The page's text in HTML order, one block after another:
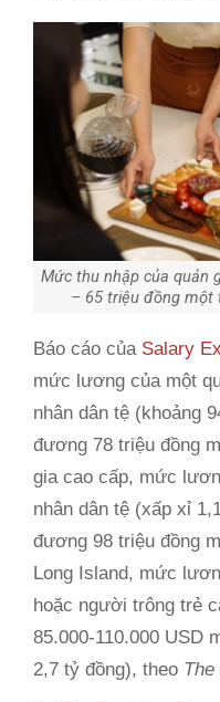
Mức thu nhập của quản
– 65 triệu đồng một
Báo cáo của Salary
mức lương của một
nhân dân tệ (khoảng
đương 78 triệu đồng
gia cao cấp, mức
nhân dân tệ (xấp xỉ
đương 98 triệu đồng
Long Island, mức
hoặc người trông trẻ
85.000-110.000 USD
2,7 tỷ đồng), theo